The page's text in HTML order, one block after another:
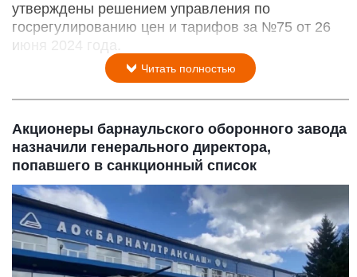
утверждены решением управления по
госрегулированию цен и тарифов за №75 от 26
июня 2024 года.
Читать полностью
Акционеры барнаульского оборонного завода
назначили генерального директора,
попавшего в санкционный список